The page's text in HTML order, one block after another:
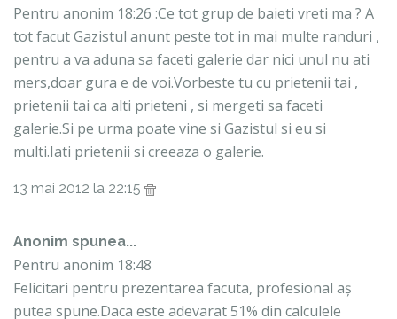
Pentru anonim 18:26 :Ce tot grup de baieti vreti ma ? A
tot facut Gazistul anunt peste tot in mai multe randuri ,
pentru a va aduna sa faceti galerie dar nici unul nu ati
mers,doar gura e de voi.Vorbeste tu cu prietenii tai ,
prietenii tai ca alti prieteni , si mergeti sa faceti
galerie.Si pe urma poate vine si Gazistul si eu si
multi.Iati prietenii si creeaza o galerie.
13 mai 2012 la 22:15
Anonim spunea...
Pentru anonim 18:48
Felicitari pentru prezentarea facuta, profesional aș
putea spune.Daca este adevarat 51% din calculele